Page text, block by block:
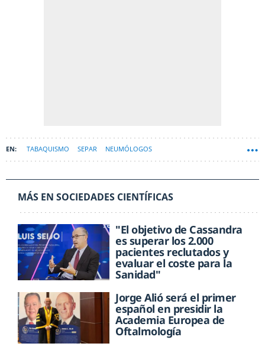
TABAQUISMO SEPAR NEUMÓLOGOS
MÁS EN SOCIEDADES CIENTÍFICAS
"El objetivo de Cassandra
es superar los 2.000
pacientes reclutados y
evaluar el coste para la
Sanidad"
Jorge Alió será el primer
español en presidir la
Academia Europea de
Oftalmología